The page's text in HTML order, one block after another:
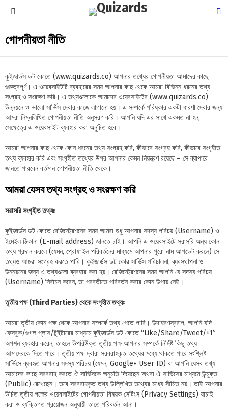
গোপনীয়তা নীতি
কুইজার্ডস ডট কোতে (www.quizards.co) আপনার তথ্যের গোপনীয়তা আমাদের কাছে
গুরুত্বপূর্ণ। এ ওয়েবসাইটটি ব্যবহারের সময় আপনার কাছ থেকে আমরা বিভিন্ন ধরনের তথ্য
সংগ্রহ ও সংরক্ষণ করি। এ তথ্যগুলোকে আমাদের ওয়েবসাইটের (www.quizards.co)
উন্নয়নে ও ভালো সার্ভিস দেবার কাজে লাগানো হয়। এ সম্পর্কে পরিষ্কার একটা ধারণা দেবার জন্য
আমরা নিম্নলিখিত গোপনীয়তা নীতি অনুসরণ করি। আপনি যদি এর সাথে একমত না হন,
সেক্ষেত্রে এ ওয়েবসাইট ব্যবহার করা অনুচিত হবে।
আমরা আপনার কাছ থেকে কোন ধরনের তথ্য সংগ্রহ করি, কীভাবে সংগ্রহ করি, কীভাবে সংগৃহীত
তথ্য ব্যবহার করি এবং সংগৃহীত তথ্যের উপর আপনার কেমন নিয়ন্ত্রণ রয়েছে – সে ব্যাপারে
জানতে পারবেন বর্তমান গোপনীয়তা নীতি থেকে।
আমরা যেসব তথ্য সংগ্রহ ও সংরক্ষণ করি
সরাসরি সংগৃহীত তথ্যঃ
কুইজার্ডস ডট কোতে রেজিস্ট্রেশনের সময় আমরা শুধু আপনার সদস্য পরিচয় (Username) ও
ইমেইল ঠিকানা (E-mail address) জানতে চাই। আপনি এ ওয়েবসাইটে সরাসরি অন্য কোন
তথ্য প্রদান করলে (যেমন, প্রোফাইল পরিবর্তনের মাধ্যমে আপনার পুরো নাম আপডেট করলে) সে
তথ্যও আমরা সংগ্রহ করতে পারি। কুইজার্ডস ডট কোর সার্ভিস পরিচালনা, ব্যবস্থাপনা ও
উন্নয়নের জন্য এ তথ্যগুলো ব্যবহার করা হয়। রেজিস্ট্রেশনের সময় আপনি যে সদস্য পরিচয়
(Username) নির্বাচন করেন, তা পরবর্তীতে পরিবর্তন করার কোন উপায় নেই।
তৃতীয় পক্ষ (Third Parties) থেকে সংগৃহীত তথ্যঃ
আমরা তৃতীয় কোন পক্ষ থেকে আপনার সম্পর্কে তথ্য পেতে পারি। উদাহরণস্বরূপ, আপনি যদি
ফেসবুক/গুগল প্লাস/টুইটারের মাধ্যমে কুইজার্ডস ডট কোতে “Like/Share/Tweet/+1”
অপশন ব্যবহার করেন, তাহলে উপরিউক্ত তৃতীয় পক্ষ আপনার সম্পর্কে নির্দিষ্ট কিছু তথ্য
আমাদেরকে দিতে পারে। তৃতীয় পক্ষ দ্বারা সরবরাহকৃত তথ্যের মধ্যে থাকতে পারে সংশ্লিষ্ট
সার্ভিসে ব্যবহৃত আপনার সদস্য পরিচয় (যেমন, Google+ User ID) বা আপনি যেসব তথ্য
আমাদের কাছে সরবরাহ করতে ঐ সার্ভিসকে অনুমতি দিয়েছেন অথবা ঐ সার্ভিসের মাধ্যমে উন্মুক্ত
(Public) রেখেছেন। তবে সরবরাহকৃত তথ্য উল্লিখিত তথ্যের মধ্যে সীমিত নয়। তাই আপনার
উচিত তৃতীয় পক্ষের ওয়েবসাইটের গোপনীয়তা বিষয়ক সেটিংস (Privacy Settings) যাচাই
করা ও ব্যক্তিগত প্রয়োজন অনুযায়ী তাতে পরিবর্তন আনা।